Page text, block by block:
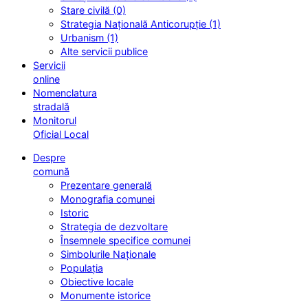
Stare civilă (0)
Strategia Națională Anticorupție (1)
Urbanism (1)
Alte servicii publice
Servicii
online
Nomenclatura
stradală
Monitorul
Oficial Local
Despre
comună
Prezentare generală
Monografia comunei
Istoric
Strategia de dezvoltare
Însemnele specifice comunei
Simbolurile Naționale
Populația
Obiective locale
Monumente istorice